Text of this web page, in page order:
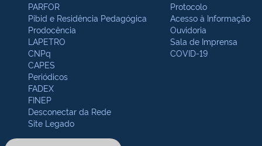
PARFOR
Pibid e Residência Pedagógica
Prodocência
LAPETRO
CNPq
CAPES
Periódicos
FADEX
FINEP
Desconectar da Rede
Site Legado
Protocolo
Acesso à Informação
Ouvidoria
Sala de Imprensa
COVID-19